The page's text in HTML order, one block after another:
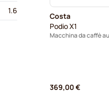
Costa
Podio X1
369,00 €
1.6